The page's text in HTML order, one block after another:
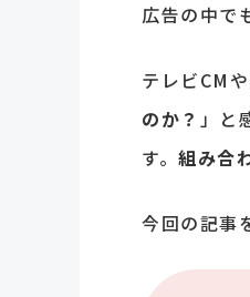
広告の中で
テレビCM
のか？ 」と
す。組み合
今回の記事